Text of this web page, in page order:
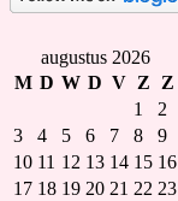
augustus 2026
M D W D V Z Z
1
2
3
4 5 6 7 8
9
10 11 12 13 14 15 16
17 18 19 20 21 22 23